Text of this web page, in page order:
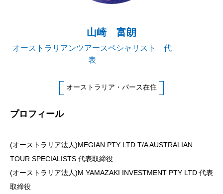
山崎 富朗
オーストラリアンツアースペシャリスト 代
表
オーストラリア・パース在住
プロフィール
(オーストラリア法人)MEGIAN PTY LTD T/A AUSTRALIAN
TOUR SPECIALISTS 代表取締役
(オーストラリア法人)M YAMAZAKI INVESTMENT PTY LTD 代表
取締役